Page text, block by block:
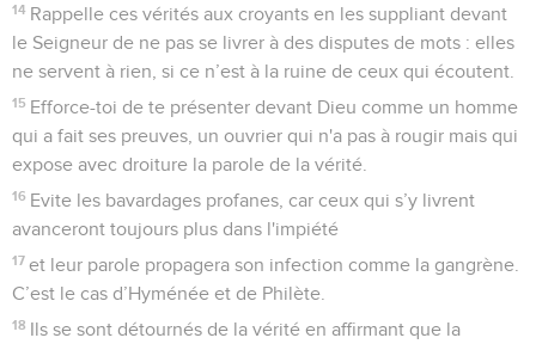
14 Rappelle ces vérités aux croyants en les suppliant devant
le Seigneur de ne pas se livrer à des disputes de mots : elles
ne servent à rien, si ce n’est à la ruine de ceux qui écoutent.
15 Efforce-toi de te présenter devant Dieu comme un homme
qui a fait ses preuves, un ouvrier qui n'a pas à rougir mais qui
expose avec droiture la parole de la vérité.
16 Evite les bavardages profanes, car ceux qui s’y livrent
avanceront toujours plus dans l'impiété
17 et leur parole propagera son infection comme la gangrène.
C’est le cas d’Hyménée et de Philète.
18 Ils se sont détournés de la vérité en affirmant que la